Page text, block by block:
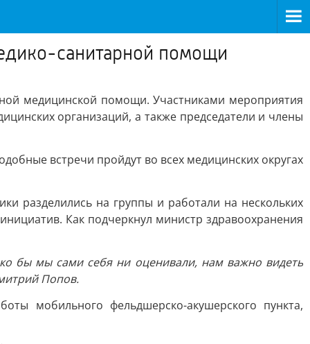
санитарной помощи
медицинской помощи. Участниками мероприятия
организаций, а также председатели и члены
встречи пройдут во всех медицинских округах
разделились на группы и работали на нескольких
Как подчеркнул министр здравоохранения
бы мы сами себя ни оценивали, нам важно видеть
Попов.
мобильного фельдшерско-акушерского пункта,